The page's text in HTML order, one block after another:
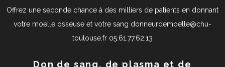
Offrez une seconde chance à des milliers de patients en donnant
votre moelle osseuse et votre sang donneurdemoelle@chu-
toulouse.fr 05.61.77.62.13
Don de sang, de plasma et de